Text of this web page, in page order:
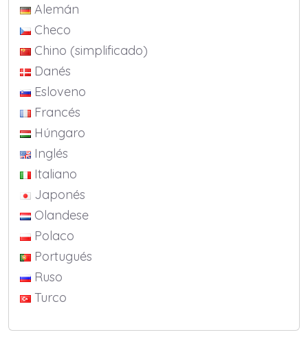
Alemán
Checo
Chino (simplificado)
Danés
Esloveno
Francés
Húngaro
Inglés
Italiano
Japonés
Olandese
Polaco
Portugués
Ruso
Turco